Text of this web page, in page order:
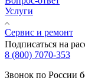
Услуги
Сервис и ремонт
Подписаться на
8 (800) 7070-353
Звонок по России